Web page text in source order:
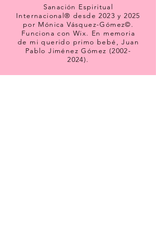
Sanación Espiritual
Internacional® desde 2023 y 2025
por Mónica Vásquez-Gómez©.
Funciona conWix. En memoria
de mi querido primo bebé, Juan
Pablo Jiménez Gómez (2002-
2024).